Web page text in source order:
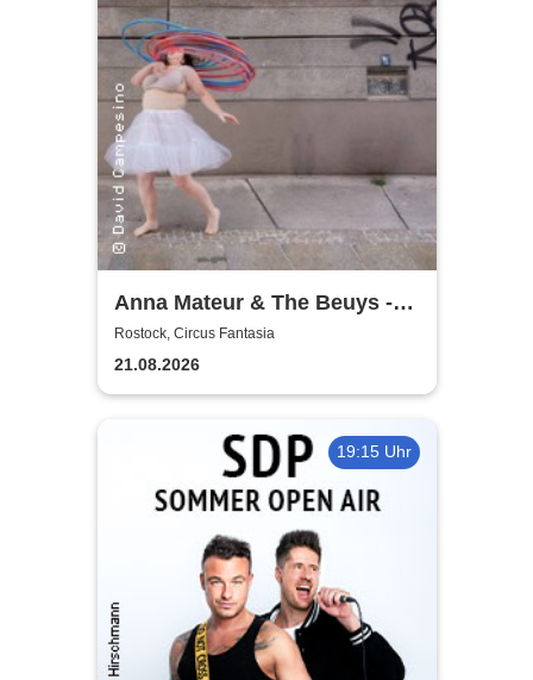
Anna Mateur & The Beuys -
Kaoshüter
Rostock, Circus Fantasia
21.08.2026
19:15 Uhr